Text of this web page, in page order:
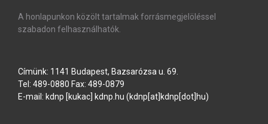
A honlapunkon közölt tartalmak forrásmegjelöléssel
szabadon felhasználhatók.
Címünk: 1141 Budapest, Bazsarózsa u. 69.
Tel: 489-0880 Fax: 489-0879
E-mail: kdnp [kukac] kdnp.hu (kdnp[at]kdnp[dot]hu)